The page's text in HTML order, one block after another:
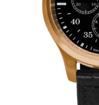
Seit 1924 genießt die
Ruf in der
stets unser Ziel
mit hervorragender
Schweizer